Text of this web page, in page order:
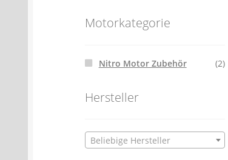
Batterien- und Akku Verordnung
Motorkategorie
Nitro Motor Zubehör (2)
Hersteller
Beliebige Hersteller